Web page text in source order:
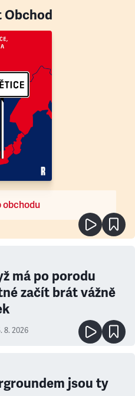
Obchod
obchodu
má po porodu
začít brát vážně
8. 2026
jsou ty